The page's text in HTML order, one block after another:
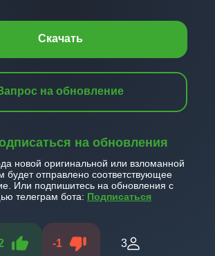
Скачать
на обновление
на обновления
новой оригинальной или взломанной
будет отправлено соответствующее
Или подпишитесь на обновления с
телеграм бота: Подписаться
-1 3